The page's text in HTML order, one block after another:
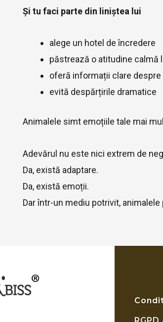
Și tu faci parte din liniștea lui
alege un hotel de încredere
păstrează o atitudine calmă
oferă informații clare despre
evită despărțirile dramatice
Animalele simt emoțiile tale mai
Adevărul nu este nici extrem de
Da, există adaptare.
Da, există emoții.
Dar într-un mediu potrivit,